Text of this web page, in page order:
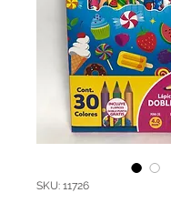
SKU: 11726